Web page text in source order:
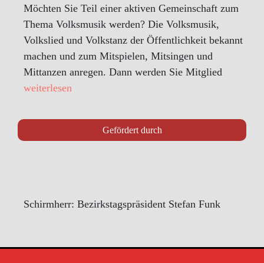
Möchten Sie Teil einer aktiven Gemeinschaft zum
Thema Volksmusik werden? Die Volksmusik,
Volkslied und Volkstanz der Öffentlichkeit bekannt
machen und zum Mitspielen, Mitsingen und
Mittanzen anregen. Dann werden Sie Mitglied
weiterlesen
Gefördert durch
Schirmherr: Bezirkstagspräsident Stefan Funk